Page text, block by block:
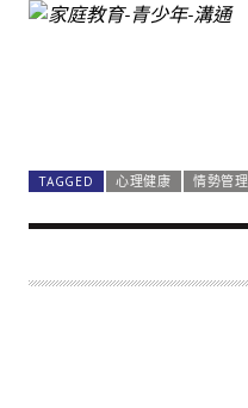
TAGGED 心理健康 情勢管理